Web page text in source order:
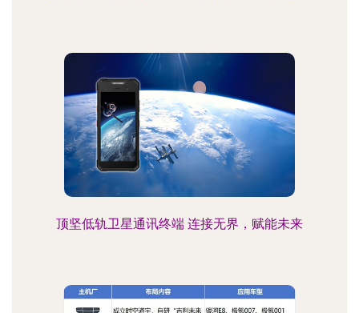
顶坚低轨卫星通讯终端 连接无界，赋能未来